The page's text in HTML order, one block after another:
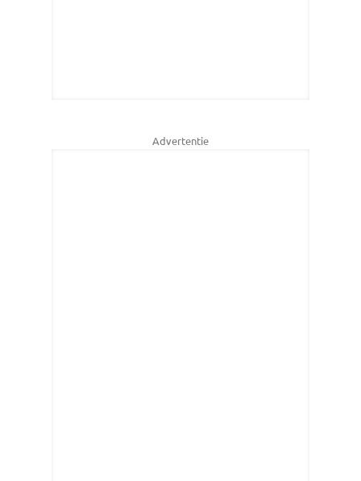
Advertentie